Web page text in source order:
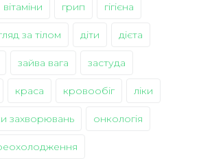
вітаміни грип гігієна
за тілом діти дієта
зайва вага застуда
краса кровообіг ліки
захворювань онкологія